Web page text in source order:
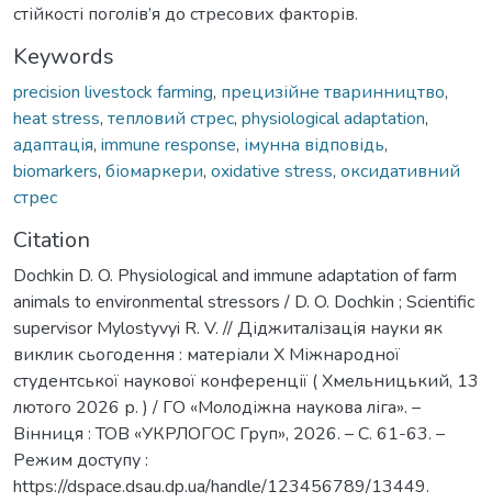
стійкості поголів’я до стресових факторів.
Keywords
precision livestock farming, прецизійне тваринництво,
heat stress, тепловий стрес, physiological adaptation,
адаптація, immune response, імунна відповідь,
biomarkers, біомаркери, oxidative stress, оксидативний
стрес
Citation
Dochkin D. O. Physiological and immune adaptation of farm
animals to environmental stressors / D. O. Dochkin ; Scientific
supervisor Mylostyvyi R. V. // Діджиталізація науки як
виклик сьогодення : матеріали X Міжнародної
студентської наукової конференції ( Хмельницький, 13
лютого 2026 р. ) / ГО «Молодіжна наукова ліга». –
Вінниця : ТОВ «УКРЛОГОС Груп», 2026. – С. 61-63. –
Режим доступу :
https://dspace.dsau.dp.ua/handle/123456789/13449.